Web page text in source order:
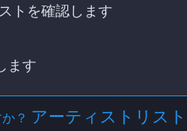
トを確認します
ます
？ アーティストリス